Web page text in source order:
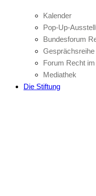
Kalender
Pop-Up-
Bundesforum
Forum Recht
Mediathek
Die Stiftung